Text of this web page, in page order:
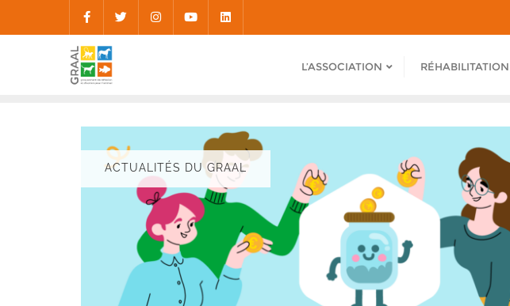
L’ASSOCIATION RÉHABILITATION
ACTUALITÉS DU GRAAL